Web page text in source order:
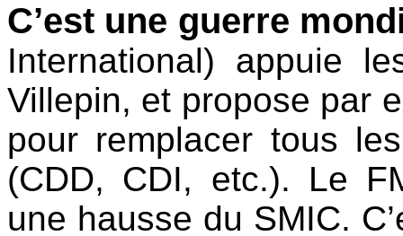
C’est une guerre
International) appuie
Villepin, et propose par
pour remplacer tous
(CDD, CDI, etc.). Le
une hausse du SMIC.